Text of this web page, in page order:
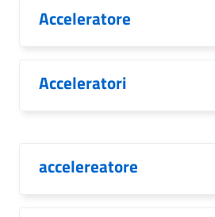
Acceleratore
Acceleratori
accelereatore